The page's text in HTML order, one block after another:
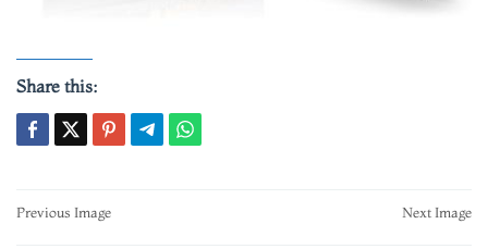
Share this:
Post
Previous Image Next Image